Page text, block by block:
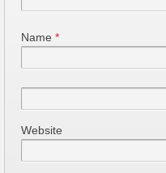
Name *
Website